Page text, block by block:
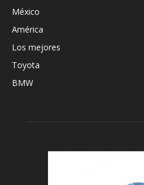
México
América
Los mejores
Toyota
BMW